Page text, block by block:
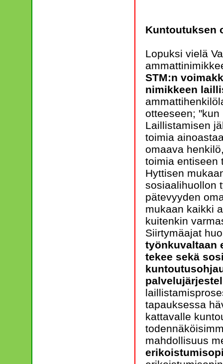
Kuntoutuksen
Lopuksi vielä
STM:n
nimikkeen
otteeseen;
Laillistamisen
toimia
omaava
toimia entiseen
Hyttisen
sosiaalihuollon
pätevyyden
mukaan kaikki
kuitenkin
Siirtymäajat
työnkuvaltaan
tekee sekä
tapauksessa
kattavalle
mahdollisuus